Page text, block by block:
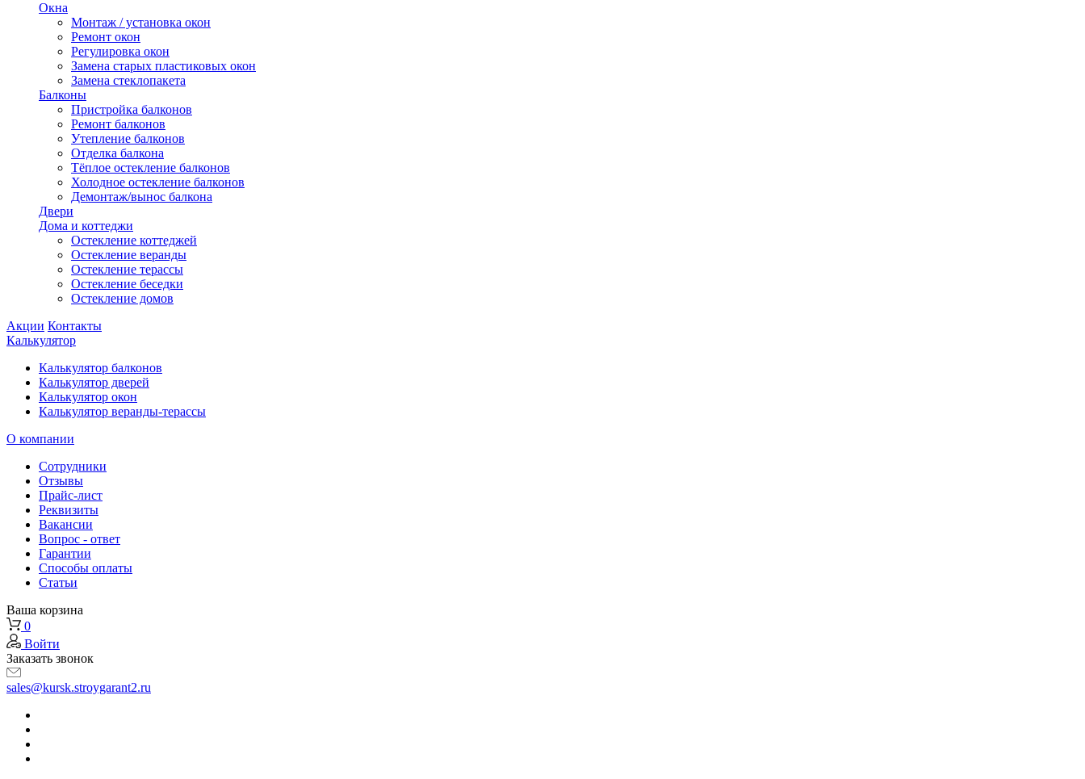
Окна
Монтаж / установка окон
Ремонт окон
Регулировка окон
Замена старых пластиковых окон
Замена стеклопакета
Балконы
Пристройка балконов
Ремонт балконов
Утепление балконов
Отделка балкона
Тёплое остекление балконов
Холодное остекление балконов
Демонтаж/вынос балкона
Двери
Дома и коттеджи
Остекление коттеджей
Остекление веранды
Остекление терассы
Остекление беседки
Остекление домов
Акции Контакты
Калькулятор
Калькулятор балконов
Калькулятор дверей
Калькулятор окон
Калькулятор веранды-терассы
О компании
Сотрудники
Отзывы
Прайс-лист
Реквизиты
Вакансии
Вопрос - ответ
Гарантии
Способы оплаты
Статьи
Ваша корзина
0
Войти
Заказать звонок
sales@kursk.stroygarant2.ru